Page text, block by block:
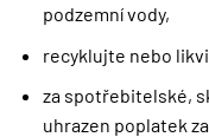
podzemní vody,
recyklujte nebo
za spotřebitelské,
uhrazen poplatek